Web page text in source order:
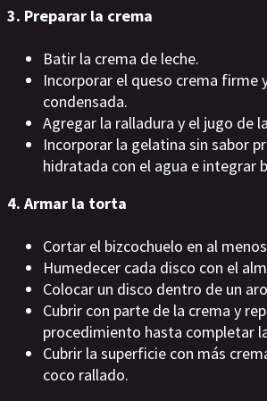
3. Preparar la crema
Batir la crema de leche.
Incorporar el queso crema firme
condensada.
Agregar la ralladura y el jugo de
Incorporar la gelatina sin sabor
hidratada con el agua e integrar
4. Armar la torta
Cortar el bizcochuelo en al
Humedecer cada disco con el
Colocar un disco dentro de un
Cubrir con parte de la crema y
procedimiento hasta completar
Cubrir la superficie con más
coco rallado.